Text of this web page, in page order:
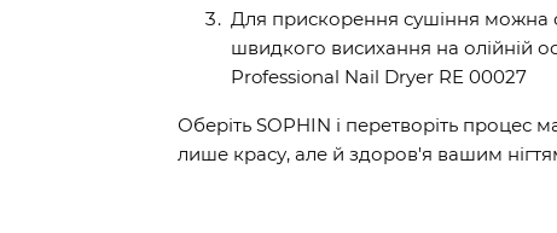
Для прискорення сушіння можна
швидкого висихання на олійній
Professional Nail Dryer RE 00027
Оберіть SOPHIN і перетворіть процес
лише красу, але й здоров'я вашим